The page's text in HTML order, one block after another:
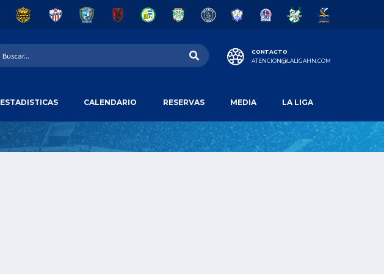
CONTACTO
ATENCION@LALIGAHN.COM
ESTADISTICAS CALENDARIO RESERVAS MEDIA LA LIGA